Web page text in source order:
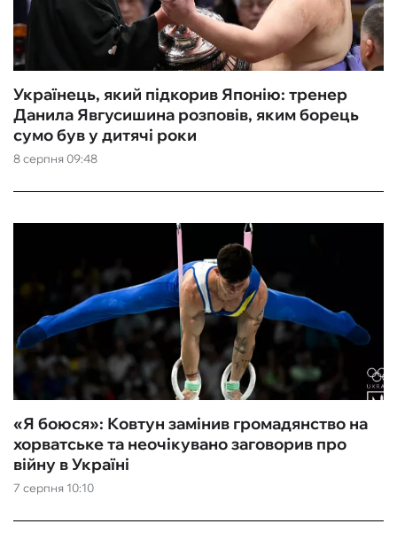
8 серпня 09:48
Українець, який підкорив Японію: тренер
Данила Явгусишина розповів, яким борець
сумо був у дитячі роки
7 серпня 10:10
«Я боюся»: Ковтун замінив громадянство на
хорватське та неочікувано заговорив про
війну в Україні